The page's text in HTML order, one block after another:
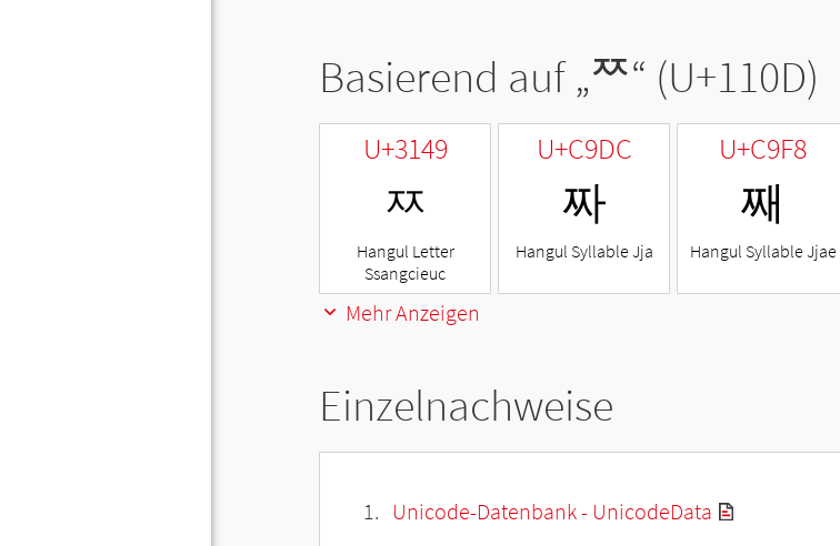
Basierend auf „ᄍ“ (U+110D)
U+3149
ㅉ
Hangul Letter
Ssangcieuc
U+C9DC
짜
Hangul Syllable Jja
U+C9F8
째
Hangul Syllable Jjae
Mehr Anzeigen
Einzelnachweise
Unicode-Datenbank - UnicodeData